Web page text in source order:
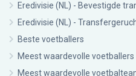
Eredivisie (NL) - Bevestigde
Eredivisie (NL) -
Beste voetballers
Meest waardevolle voetballers
Meest waardevolle